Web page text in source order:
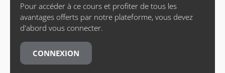
Pour accéder à ce cours et profiter de tous les
avantages offerts par notre plateforme, vous devez
d'abord vous connecter.
CONNEXION